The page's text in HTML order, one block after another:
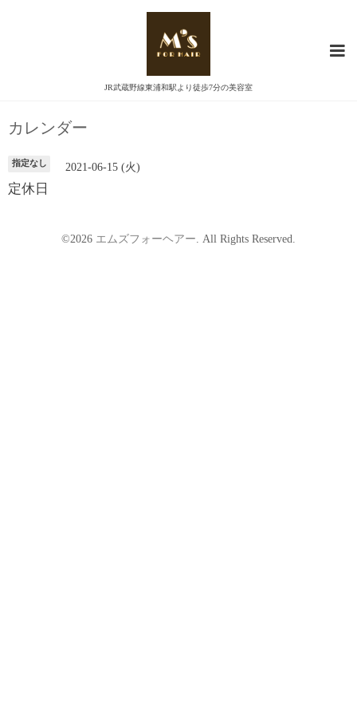
JR武蔵野線東浦和駅より徒歩7分の美容室
カレンダー
指定なし 2021-06-15 (火)
定休日
©2026 エムズフォーヘアー . All Rights Reserved.